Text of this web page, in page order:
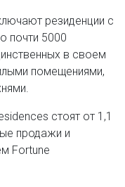
резиденции с
почти 5000
в своем
помещениями,
стоят от 1,1
продажи и
Fortune